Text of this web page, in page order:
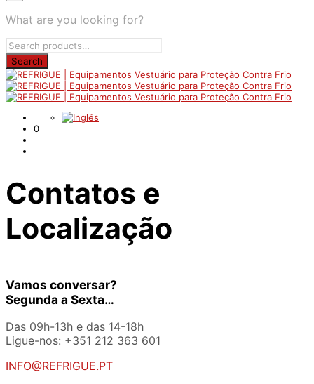
What are you looking for?
0
Contatos e
Localização
Vamos conversar?
Segunda a Sexta…
Das 09h-13h e das 14-18h
Ligue-nos: +351 212 363 601
INFO@REFRIGUE.PT